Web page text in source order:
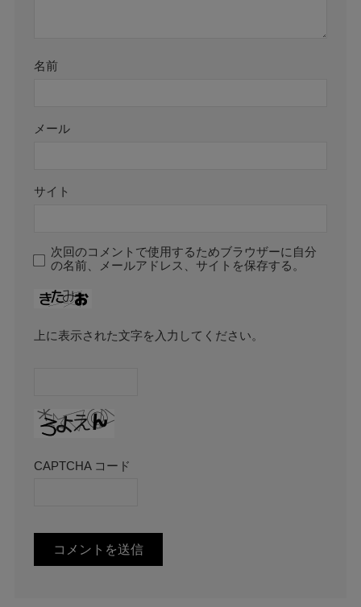
名前
メール
サイト
次回のコメントで使用するためブラウザーに自分
の名前、メールアドレス、サイトを保存する。
上に表示された文字を入力してください。
CAPTCHA コード